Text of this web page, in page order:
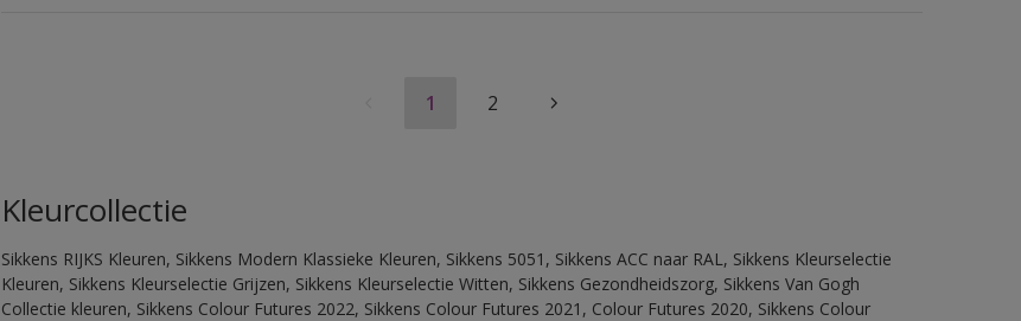
1 2
Kleurcollectie
Sikkens RIJKS Kleuren, Sikkens Modern Klassieke Kleuren, Sikkens 5051, Sikkens ACC naar RAL, Sikkens Kleurselectie
Kleuren, Sikkens Kleurselectie Grijzen, Sikkens Kleurselectie Witten, Sikkens Gezondheidszorg, Sikkens Van Gogh
Collectie kleuren, Sikkens Colour Futures 2022, Sikkens Colour Futures 2021, Colour Futures 2020, Sikkens Colour